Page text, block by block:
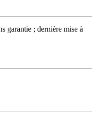
garantie ; dernière mise à